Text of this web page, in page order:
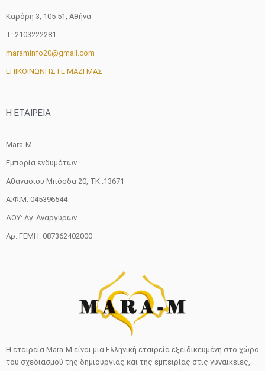
Καρόρη 3, 105 51, Aθήνα
T: 2103222281
maraminfo20@gmail.com
ΕΠΙΚΟΙΝΩΝΗΣΤΕ ΜΑΖΙ ΜΑΣ
H ETAIΡΕΙΑ
Mara-M
Εμπορία ενδυμάτων
Αθανασίου Μπόσδα 20, ΤΚ :13671
Α.Φ.Μ: 045396544
ΔΟΥ: Αγ. Αναργύρων
Αρ. ΓΕΜΗ: 087362402000
Η εταιρεία Mara-M είναι μια Ελληνική εταιρεία εξειδικευμένη στο χώρο
του σχεδιασμού της δημιουργίας και της εμπειρίας στις γυναικείες,